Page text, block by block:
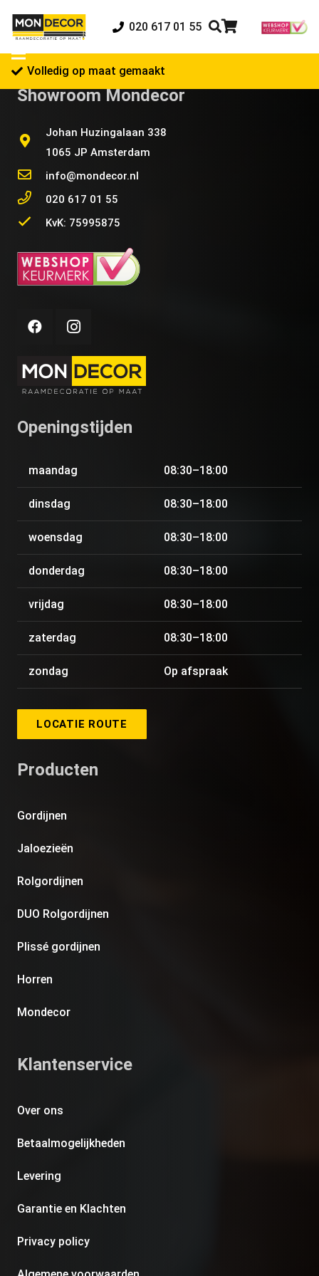
020 617 01 55
Volledig op maat gemaakt
Showroom Mondecor
Johan Huzingalaan 338
1065 JP Amsterdam
info@mondecor.nl
020 617 01 55
KvK: 75995875
Openingstijden
maandag 08:30–18:00
dinsdag 08:30–18:00
woensdag 08:30–18:00
donderdag 08:30–18:00
vrijdag 08:30–18:00
zaterdag 08:30–18:00
zondag Op afspraak
LOCATIE ROUTE
Producten
Gordijnen
Jaloezieën
Rolgordijnen
DUO Rolgordijnen
Plissé gordijnen
Horren
Mondecor
Klantenservice
Over ons
Betaalmogelijkheden
Levering
Garantie en Klachten
Privacy policy